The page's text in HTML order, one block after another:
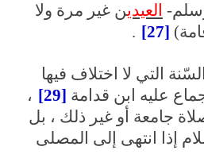
العيدين غير مرة ولا
[27]
.
التي لا اختلاف فيها
عليه ابن قدامة [29]
،
جامعة أو غير ذلك ، بل
إذا انتهى إلى المصلى